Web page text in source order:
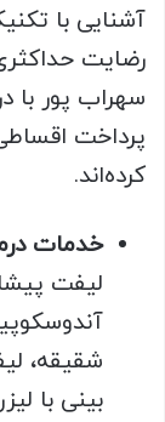
آشنایی با
رضایت
سهراب پور با
پرداخت
کرده‌اند.
خدمات
لیفت
شقیقه،
بینی با